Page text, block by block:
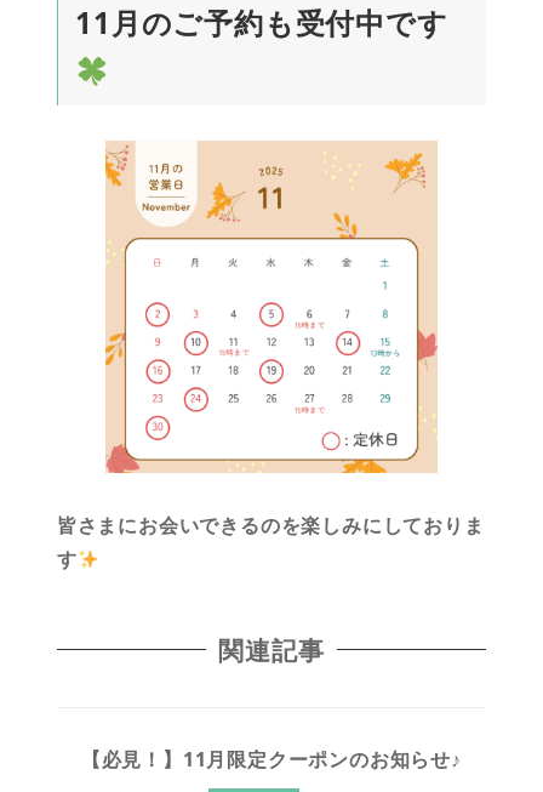
11月のご予約も受付中です
皆さまにお会いできるのを楽しみにしておりま
す
関連記事
【必見！】11月限定クーポンのお知らせ♪